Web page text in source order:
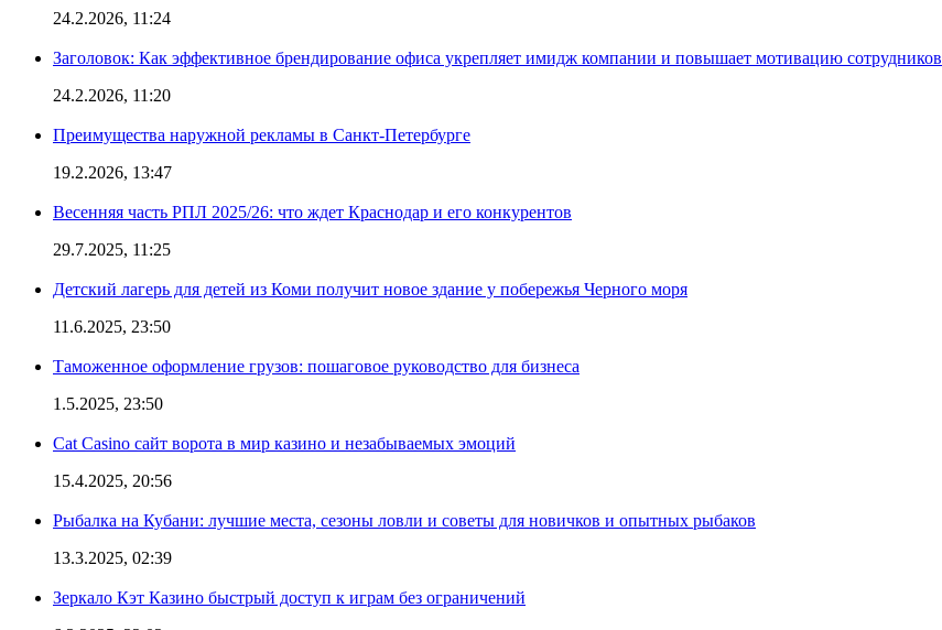
24.2.2026, 11:24
Заголовок: Как эффективное брендирование офиса укрепляет имидж компании и повышает мотивацию сотрудников
24.2.2026, 11:20
Преимущества наружной рекламы в Санкт-Петербурге
19.2.2026, 13:47
Весенняя часть РПЛ 2025/26: что ждет Краснодар и его конкурентов
29.7.2025, 11:25
Детский лагерь для детей из Коми получит новое здание у побережья Черного моря
11.6.2025, 23:50
Таможенное оформление грузов: пошаговое руководство для бизнеса
1.5.2025, 23:50
Cat Casino сайт ворота в мир казино и незабываемых эмоций
15.4.2025, 20:56
Рыбалка на Кубани: лучшие места, сезоны ловли и советы для новичков и опытных рыбаков
13.3.2025, 02:39
Зеркало Кэт Казино быстрый доступ к играм без ограничений